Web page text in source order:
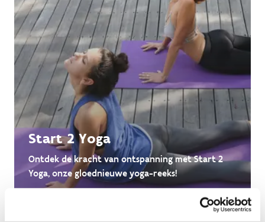
Start 2 Yoga
Ontdek de kracht van ontspanning met Start 2
Yoga, onze gloednieuwe yoga-reeks!